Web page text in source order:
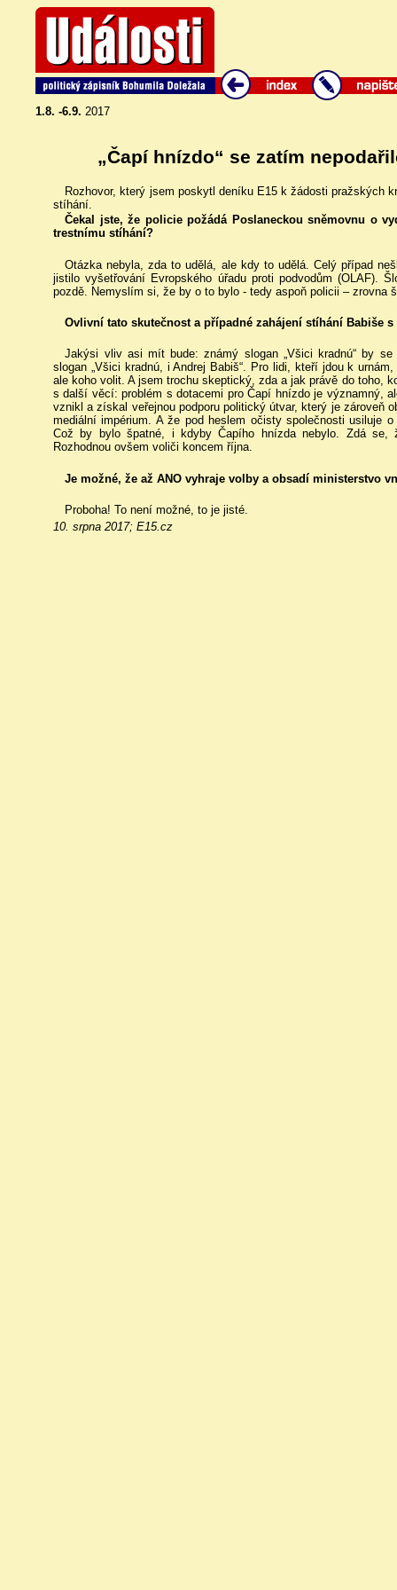
1.8. -6.9. 2017
„Čapí hnízdo“ se zatím
Rozhovor, který jsem poskytl deníku E15 k žádosti pražských
stíhání.
Čekal jste, že policie požádá Poslaneckou sněmovnu o
trestnímu stíhání?
Otázka nebyla, zda to udělá, ale kdy to udělá. Celý případ
jistilo vyšetřování Evropského úřadu proti podvodům (OLAF).
pozdě. Nemyslím si, že by o to bylo - tedy aspoň policii – zrovna
Ovlivní tato skutečnost a případné zahájení stíhání Babiše
Jakýsi vliv asi mít bude: známý slogan „Všici kradnú“ by
slogan „Všici kradnú, i Andrej Babiš“. Pro lidi, kteří jdou k
ale koho volit. A jsem trochu skeptický, zda a jak právě do toho,
s další věcí: problém s dotacemi pro Čapí hnízdo je významný,
vznikl a získal veřejnou podporu politický útvar, který je zároveň
mediální impérium. A že pod heslem očisty společnosti usiluje
Což by bylo špatné, i kdyby Čapího hnízda nebylo. Zdá
Rozhodnou ovšem voliči koncem října.
Je možné, že až ANO vyhraje volby a obsadí ministerstvo
Proboha! To není možné, to je jisté.
10. srpna 2017; E15.cz